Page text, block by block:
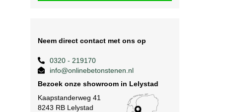
Neem direct contact met ons op
0320 - 219170
info@onlinebetonstenen.nl
Bezoek onze showroom in Lelystad
Kaapstanderweg 41
8243 RB Lelystad